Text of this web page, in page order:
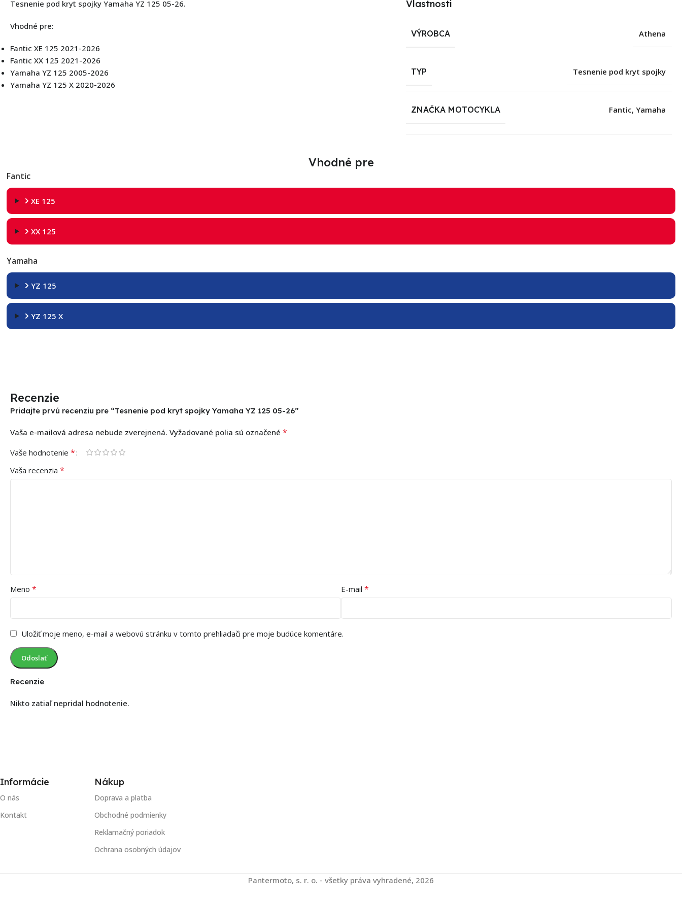
Tesnenie pod kryt spojky Yamaha YZ 125 05-26.
Vhodné pre:
Fantic XE 125 2021-2026
Fantic XX 125 2021-2026
Yamaha YZ 125 2005-2026
Yamaha YZ 125 X 2020-2026
Vlastnosti
VÝROBCA Athena
TYP Tesnenie pod kryt spojky
ZNAČKA MOTOCYKLA Fantic, Yamaha
Vhodné pre
Fantic
XE 125
XX 125
Yamaha
YZ 125
YZ 125 X
Recenzie
Recenzie
Nikto zatiaľ nepridal hodnotenie.
Pridajte prvú recenziu pre “Tesnenie pod kryt spojky Yamaha YZ 125 05-26”
Vaša e-mailová adresa nebude zverejnená. Vyžadované polia sú označené *
Vaše hodnotenie *
Vaša recenzia *
Meno * E-mail *
Uložiť moje meno, e-mail a webovú stránku v tomto prehliadači pre moje budúce komentáre.
Informácie
O nás
Kontakt
Nákup
Doprava a platba
Obchodné podmienky
Reklamačný poriadok
Ochrana osobných údajov
Pantermoto, s. r. o. - všetky práva vyhradené, 2026